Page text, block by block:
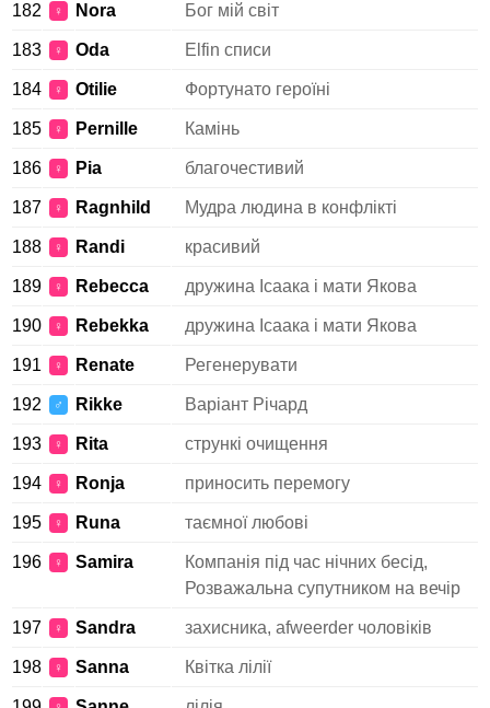
182 ♀ Nora Бог мій світ
183 ♀ Oda Elfin списи
184 ♀ Otilie Фортунато героїні
185 ♀ Pernille Камінь
186 ♀ Pia благочестивий
187 ♀ Ragnhild Мудра людина в конфлікті
188 ♀ Randi красивий
189 ♀ Rebecca дружина Ісаака і мати Якова
190 ♀ Rebekka дружина Ісаака і мати Якова
191 ♀ Renate Регенерувати
192 ♂ Rikke Варіант Річард
193 ♀ Rita стрункі очищення
194 ♀ Ronja приносить перемогу
195 ♀ Runa таємної любові
196 ♀ Samira
Компанія під час нічних бесід,
Розважальна супутником на вечір
197 ♀ Sandra захисника, afweerder чоловіків
198 ♀ Sanna Квітка лілії